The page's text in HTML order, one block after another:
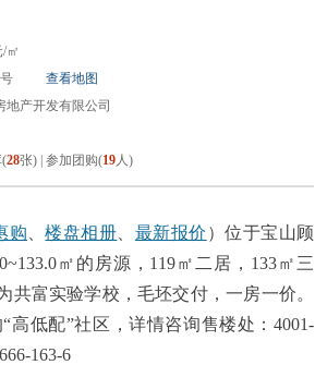
㎡
查看地图
地产开发有限公司
(28张) 参加团购(19人)
购 、楼盘相册 最新报价 ）位于宝山顾
㎡的房源，119㎡二居，133㎡三
共富实验学校，毛坯交付，一房一价。
低配”社区，详情咨询售楼处：4001-
163-6